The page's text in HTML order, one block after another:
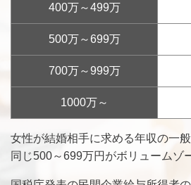
400万～499万
500万～699万
700万～999万
1000万～
女性が結婚相手に求める年収の一
同じ500～699万円がボリュームゾ